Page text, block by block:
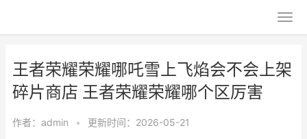
王者荣耀荣耀哪吒雪上飞焰会不会上架
碎片商店 王者荣耀荣耀哪个区厉害
作者： admin • 更新时间：2026-05-21